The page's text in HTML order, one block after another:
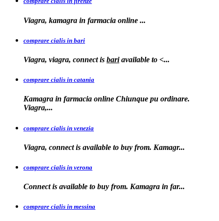
Viagra, kamagra in farmacia online ...
comprare cialis in bari
Viagra, viagra, connect is bariavailable to <...
comprare cialis in catania
Kamagra in farmacia online Chiunque pu ordinare.
Viagra,...
comprare cialis in venezia
Viagra, connect is available to buy from. Kamagr...
comprare cialis in verona
Connect is available to buy from. Kamagra in far...
comprare cialis in messina